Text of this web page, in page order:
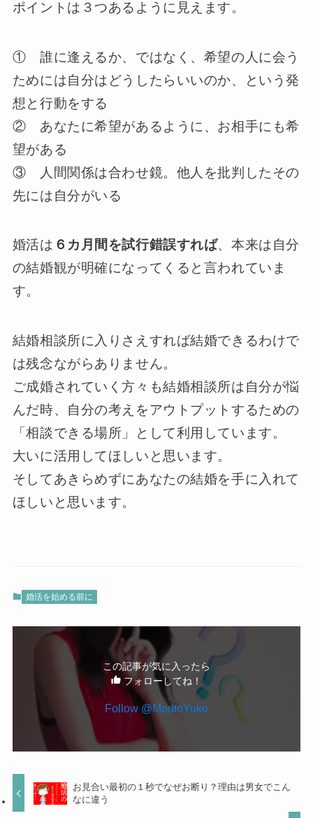
ポイントは３つあるように見えます。
① 誰に逢えるか、ではなく、希望の人に会う
ためには自分はどうしたらいいのか、という発
想と行動をする
② あなたに希望があるように、お相手にも希
望がある
③ 人間関係は合わせ鏡。他人を批判したその
先には自分がいる
婚活は ６カ月間を試行錯誤すれば、本来は自分
の結婚観が明確になってくると言われていま
す。
結婚相談所に入りさえすれば結婚できるわけで
は残念ながらありません。
ご成婚されていく方々も結婚相談所は自分が悩
んだ時、自分の考えをアウトプットするための
「相談できる場所」として利用しています。
大いに活用してほしいと思います。
そしてあきらめずにあなたの結婚を手に入れて
ほしいと思います。
婚活を始める前に
この記事が気に入ったら
フォローしてね！
Follow @MoritoYuko
お見合い最初の１秒でなぜお断り？理由は男女でこん
なに違う